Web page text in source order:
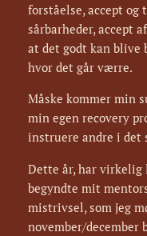
forståelse, accept og
sårbarheder, accept
at det godt kan blive
hvor det går værre.
Måske kommer min
min egen recovery
instruere andre i det
Dette år, har
begyndte mit
mistrivsel, som jeg
november/december